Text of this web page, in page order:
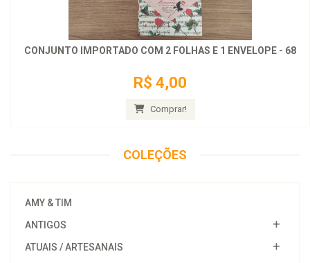
CONJUNTO IMPORTADO COM 2 FOLHAS E 1 ENVELOPE - 68
R$ 4,00
Comprar!
COLEÇÕES
AMY & TIM
ANTIGOS
ATUAIS / ARTESANAIS